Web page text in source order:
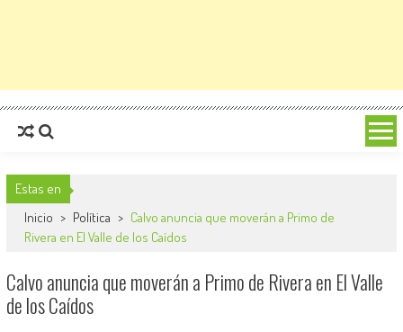
Estas en
Inicio > Política > Calvo anuncia que moverán a Primo de
Rivera en El Valle de los Caídos
Calvo anuncia que moverán a Primo de Rivera en El Valle
de los Caídos